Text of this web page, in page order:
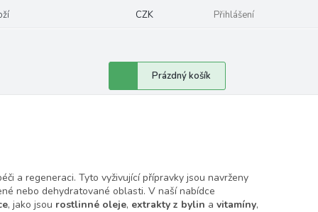
CZK Přihlášení
Nákupní
košík
Prázdný košík
a regeneraci. Tyto vyživující přípravky jsou navrženy
nebo dehydratované oblasti. V naší nabídce
, jako jsou rostlinné oleje, extrakty z bylin a vitamíny,